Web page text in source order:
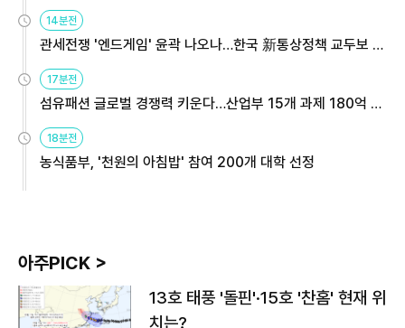
14분전
관세전쟁 '엔드게임' 윤곽 나오나…한국 新통상정책 교두보 활
17분전
섬유패션 글로벌 경쟁력 키운다…산업부 15개 과제 180억 지
18분전
농식품부, '천원의 아침밥' 참여 200개 대학 선정
아주PICK >
13호 태풍 '돌핀'·15호 '찬홈' 현재 위
치는?